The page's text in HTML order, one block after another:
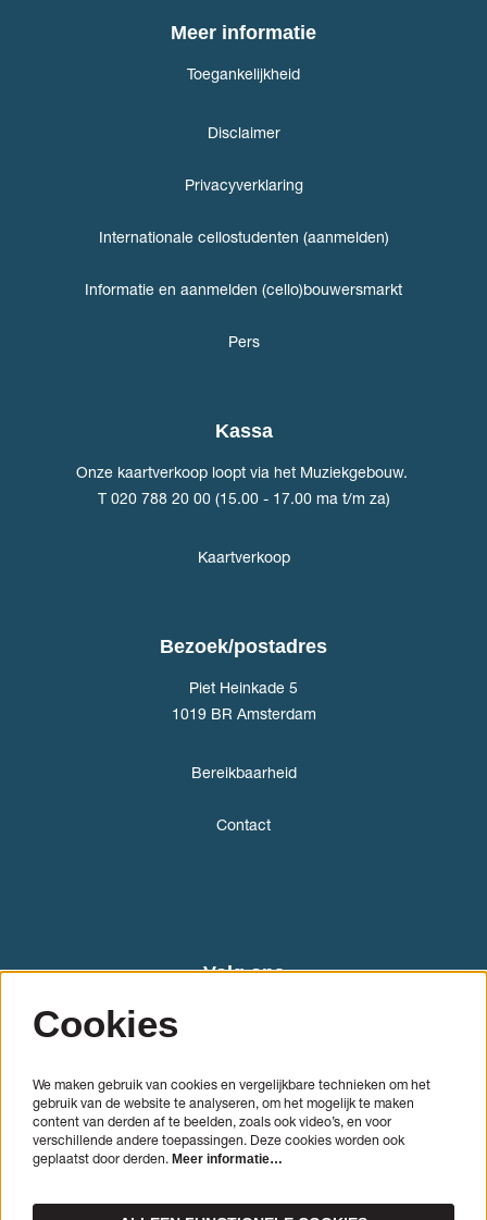
Meer informatie
Toegankelijkheid
Disclaimer
Privacyverklaring
Internationale cellostudenten (aanmelden)
Informatie en aanmelden (cello)bouwersmarkt
Pers
Kassa
Onze kaartverkoop loopt via het Muziekgebouw.
T 020 788 20 00 (15.00 - 17.00 ma t/m za)
Kaartverkoop
Bezoek/postadres
Piet Heinkade 5
1019 BR Amsterdam
Bereikbaarheid
Contact
Volg ons
Cookies
We maken gebruik van cookies en vergelijkbare technieken om het
gebruik van de website te analyseren, om het mogelijk te maken
content van derden af te beelden, zoals ook video’s, en voor
verschillende andere toepassingen. Deze cookies worden ook
geplaatst door derden. Meer informatie…